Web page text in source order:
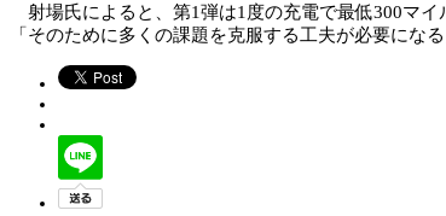
射場氏によると、第1弾は1度の充電で最低300マイ
「そのために多くの課題を克服する工夫が必要になる